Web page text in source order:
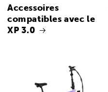
Accessoires
compatibles avec le
XP 3.0